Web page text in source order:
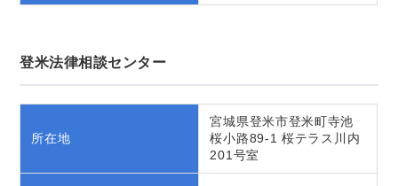
登米法律相談センター
所在地
宮城県登米市登米町寺池
桜小路89-1 桜テラス川内
201号室